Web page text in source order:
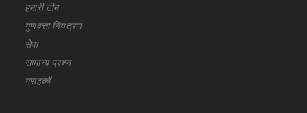
हमारी टीम
गुणवत्ता नियंत्रण
सेवा
सामान्य प्रश्न
ग्राहकों